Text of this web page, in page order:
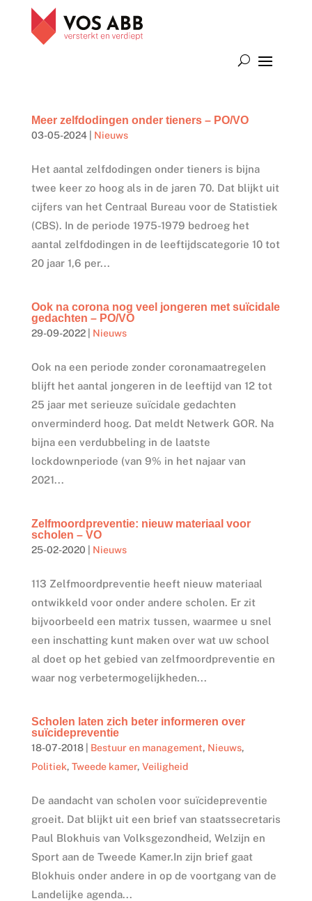
Meer zelfdodingen onder tieners – PO/VO
03-05-2024| Nieuws
Het aantal zelfdodingen onder tieners is bijna
twee keer zo hoog als in de jaren 70. Dat blijkt uit
cijfers van het Centraal Bureau voor de Statistiek
(CBS). In de periode 1975-1979 bedroeg het
aantal zelfdodingen in de leeftijdscategorie 10 tot
20 jaar 1,6 per...
Ook na corona nog veel jongeren met suïcidale
gedachten – PO/VO
29-09-2022| Nieuws
Ook na een periode zonder coronamaatregelen
blijft het aantal jongeren in de leeftijd van 12 tot
25 jaar met serieuze suïcidale gedachten
onverminderd hoog. Dat meldt Netwerk GOR. Na
bijna een verdubbeling in de laatste
lockdownperiode (van 9% in het najaar van
2021...
Zelfmoordpreventie: nieuw materiaal voor
scholen – VO
25-02-2020 Nieuws
113 Zelfmoordpreventie heeft nieuw materiaal
ontwikkeld voor onder andere scholen. Er zit
bijvoorbeeld een matrix tussen, waarmee u snel
een inschatting kunt maken over wat uw school
al doet op het gebied van zelfmoordpreventie en
waar nog verbetermogelijkheden...
Scholen laten zich beter informeren over
suïcidepreventie
18-07-2018| Bestuur en management, Nieuws,
Politiek, Tweede kamer, Veiligheid
De aandacht van scholen voor suïcidepreventie
groeit. Dat blijkt uit een brief van staatssecretaris
Paul Blokhuis van Volksgezondheid, Welzijn en
Sport aan de Tweede Kamer.In zijn brief gaat
Blokhuis onder andere in op de voortgang van de
Landelijke agenda...